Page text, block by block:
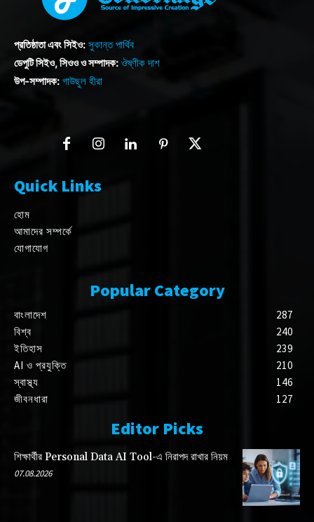
প্রতিষ্ঠাতা এবং সিইও: সুকান্ত পার্থিব
ডেপুটি সিইও, সিওও ও সম্পাদক: ঔষ্ণীক দাশ
উপ-সম্পাদক: গাউছুল হীরা
Quick Links
হোম
আমাদের সম্পর্কে
যোগাযোগ
Popular Category
বাংলাদেশ
287
বিশ্ব
240
ইতিহাস
239
AI ও প্রযুক্তি
210
স্বাস্থ্য
146
জীবনধারা
127
Editor Picks
শিক্ষার্থীর Personal Data AI Tool-এ নিরাপদ রাখার নিয়ম
07.08.2026